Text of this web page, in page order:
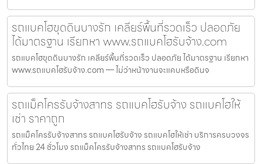
รถแบคโฮขุดดินบางรัก เคลียร์พื้นที่รวดเร็ว ปลอดภัย
ได้มาตรฐาน เรียกหา www.รถแบคโฮรับจ้าง.com
รถแบคโฮขุดดินบางรัก เคลียร์พื้นที่รวดเร็ว ปลอดภัย ได้มาตรฐาน เรียกหา
www.รถแบคโฮรับจ้าง.com — ไม่ว่าหน้างานจะแคบหรือดินจ
รถแม็คโครรับจ้างสาทร รถแบคโฮรับจ้าง รถแบคโฮให้
เช่า ราคาถูก
รถแม็คโครรับจ้างสาทร รถแบคโฮรับจ้าง รถแบคโฮให้เช่า บริการครบวงจร
ทั่วไทย 24 ชั่วโมง รถแม็คโครรับจ้างสาทร รถแบคโฮรับจ้าง